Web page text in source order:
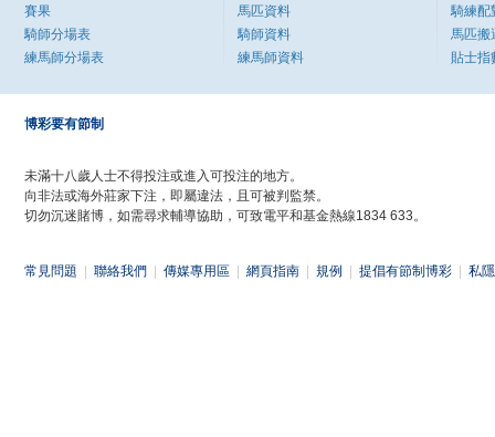
賽果
騎師分場表
練馬師分場表
馬匹資料
騎師資料
練馬師資料
騎練配
馬匹搬
貼士指
博彩要有節制
未滿十八歲人士不得投注或進入可投注的地方。
向非法或海外莊家下注，即屬違法，且可被判監禁。
切勿沉迷賭博，如需尋求輔導協助，可致電平和基金熱線1834 633。
常見問題 聯絡我們 傳媒專用區 網頁指南 規例 提倡有節制博彩 私